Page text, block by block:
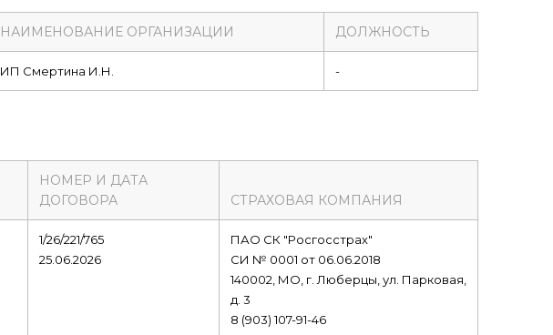
НАИМЕНОВАНИЕ ОРГАНИЗАЦИИ ДОЛЖНОСТЬ
ИП Смертина И.Н. -
НОМЕР И ДАТА
ДОГОВОРА
СТРАХОВАЯ КОМПАНИЯ
1/26/221/765
25.06.2026
ПАО СК "Росгосстрах"
СИ № 0001 от 06.06.2018
140002, МО, г. Люберцы, ул. Парковая,
д. 3
8 (903) 107-91-46